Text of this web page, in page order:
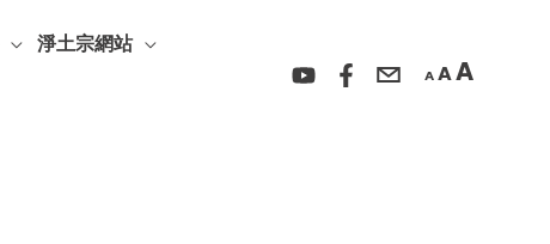
淨土宗網站
A字A字
A字